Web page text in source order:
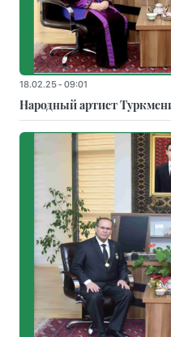
18.02.25 - 09:01
Народный артист